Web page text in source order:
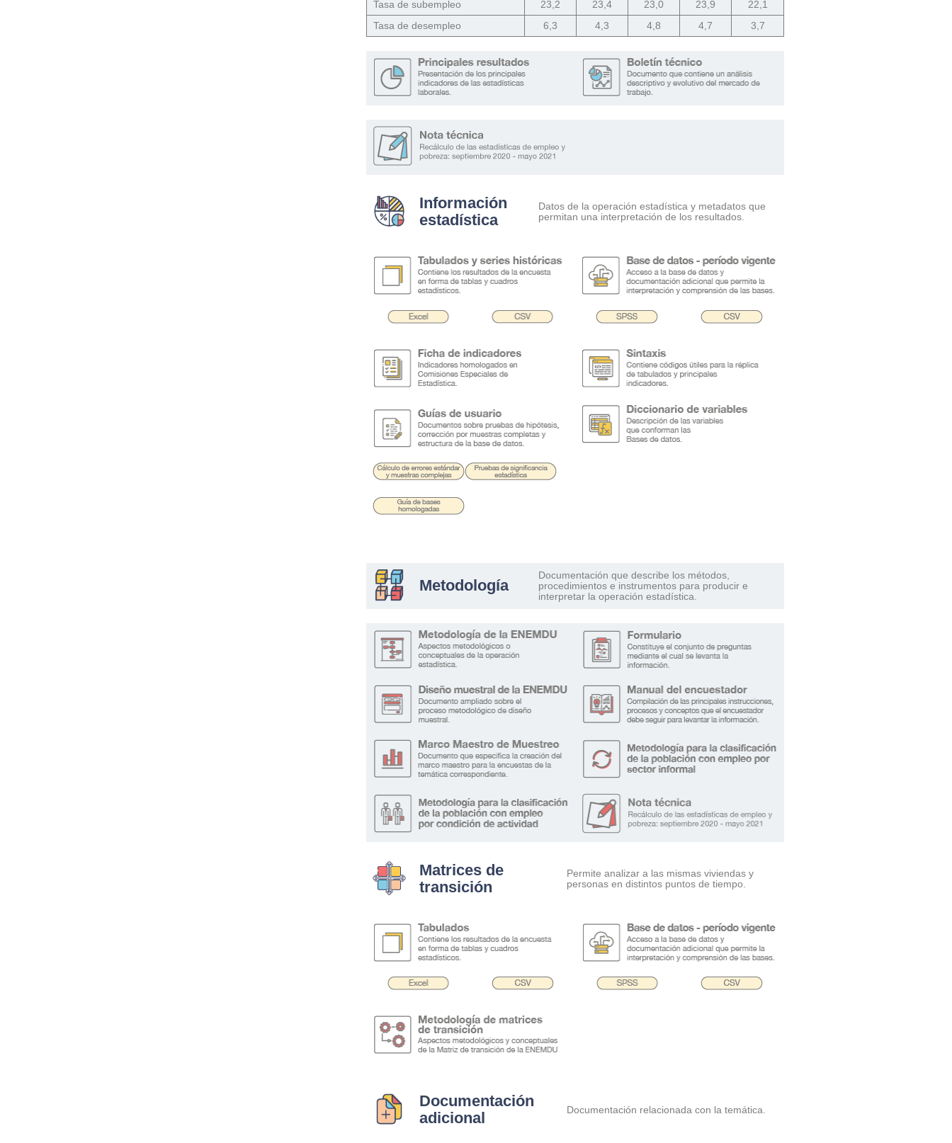
Tasa de subempleo
23,2 23,4 23,0 23,9
22,1
Tasa de desempleo
6,3 4,3 4,8 4,7 3,7
Información
estadística
Datos de la operación estadística y metadatos que
permitan una interpretación de los resultados.
Metodología
Documentación que describe los métodos,
procedimientos e instrumentos para producir e
interpretar la operación estadística.
Matrices de
transición
Permite analizar a las mismas viviendas y
personas en distintos puntos de tiempo.
Documentación
adicional
Documentación relacionada con la temática.